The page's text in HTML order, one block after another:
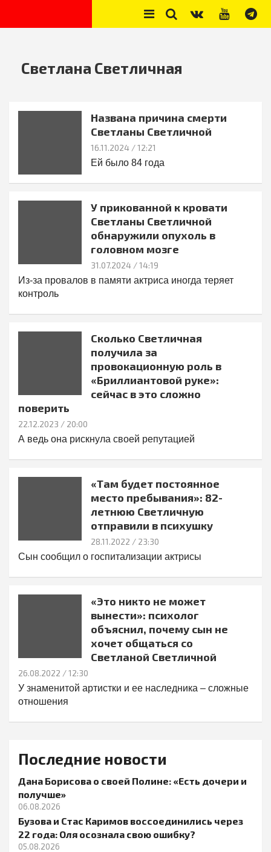
Светлана Светличная
Названа причина смерти
Светланы Светличной
16.11.2024 / 12:21
Ей было 84 года
У прикованной к кровати
Светланы Светличной
обнаружили опухоль в
головном мозге
31.07.2024 / 14:19
Из-за провалов в памяти актриса иногда теряет
контроль
Сколько Светличная
получила за
провокационную роль в
«Бриллиантовой руке»:
сейчас в это сложно
поверить
22.12.2023 / 20:00
А ведь она рискнула своей репутацией
«Там будет постоянное
место пребывания»: 82-
летнюю Светличную
отправили в психушку
28.11.2022 / 23:30
Сын сообщил о госпитализации актрисы
«Это никто не может
вынести»: психолог
объяснил, почему сын не
хочет общаться со
Светланой Светличной
26.08.2022 / 12:30
У знаменитой артистки и ее наследника – сложные
отношения
Последние новости
Дана Борисова о своей Полине: «Есть дочери и
получше»
06.08.2026
Бузова и Стас Каримов воссоединились через
22 года: Оля осознала свою ошибку?
05.08.2026